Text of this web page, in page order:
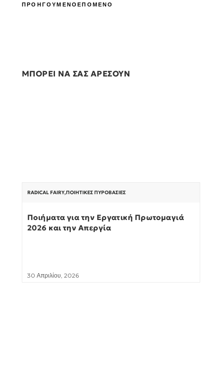
ΠΡΟΗΓΟΥΜΕΝΟΕΠΟΜΕΝΟ
ΜΠΟΡΕΙ ΝΑ ΣΑΣ ΑΡΕΣΟΥΝ
RADICAL FAIRY,ΠΟΙΗΤΙΚΈΣ ΠΥΡΟΒΑΣΊΕΣ
Ποιήματα για την Εργατική Πρωτομαγιά
2026 και την Απεργία
30 Απριλίου, 2026